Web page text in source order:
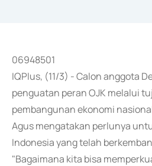
06948501
IQPlus, (11/3) - Calon anggota
penguatan peran OJK melalui
pembangunan ekonomi
Agus mengatakan perlunya
Indonesia yang telah
"Bagaimana kita bisa